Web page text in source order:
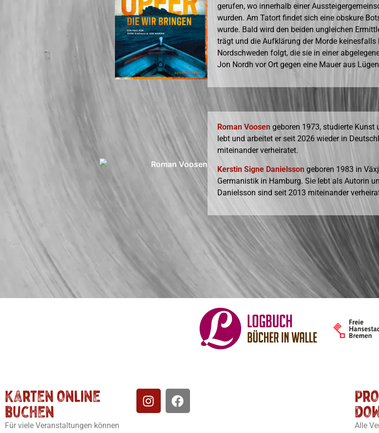
gerufen, wo innerhalb einer
wurden. Am Tatort findet sich eine obskure
wurde. Bald wird den beiden ungleichen
trägt und die Aufklärung der Morde
Nordschweden folgt, die sie in einer
Jon Nordh vor Ort gegen eine Mauer aus
Roman Voosen geboren 1973, studierte
lebt und arbeitet er seit 2026 wieder in
miteinander verheiratet.
Kerstin Signe Danielsson geboren 1983 in
Germanistik in Hamburg. Sie lebt als Autorin
Danielsson sind seit 2013 miteinander
Karten online
buchen
Für viele Veranstaltungen können
Alle